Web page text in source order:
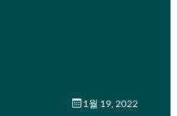
1월 19, 2022